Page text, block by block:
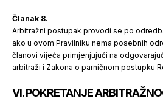
Članak 8.
Arbitražni postupak provodi se po
ako u ovom Pravilniku nema posebnih
članovi vijeća primjenjujući na
arbitraži i Zakona o parničnom postupku
VI. POKRETANJE